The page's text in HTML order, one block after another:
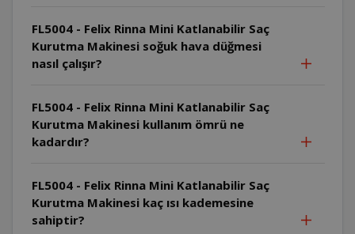
FL5004 - Felix Rinna Mini Katlanabilir Saç
Kurutma Makinesi soğuk hava düğmesi
nasıl çalışır?
FL5004 - Felix Rinna Mini Katlanabilir Saç
Kurutma Makinesi kullanım ömrü ne
kadardır?
FL5004 - Felix Rinna Mini Katlanabilir Saç
Kurutma Makinesi kaç ısı kademesine
sahiptir?